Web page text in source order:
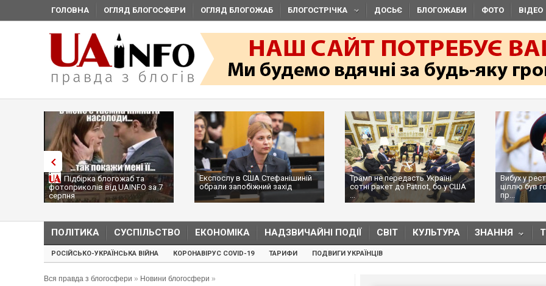
ГОЛОВНА ОГЛЯД БЛОГОСФЕРИ ОГЛЯД БЛОГОЖАБ БЛОГОСТРІЧКА ДОСЬЄ БЛОГОЖАБИ ФОТО ВІДЕО
Підбірка блогожаб та
фотоприколів від UAINFO за 7
серпня
Експослу в США Стефанішиній
обрали запобіжний захід
Трамп не передасть Україні
сотні ракет до Patriot, бо у США
...
Вибух у
ціллю був
пр...
ПОЛІТИКА СУСПІЛЬСТВО ЕКОНОМІКА НАДЗВИЧАЙНІ ПОДІЇ СВІТ КУЛЬТУРА ЗНАННЯ
РОСІЙСЬКО-УКРАЇНСЬКА ВІЙНА КОРОНАВІРУС COVID-19 ТАРИФИ ПОДВИГИ УКРАЇНЦІВ
Вся правда з блогосфери » Новини блогосфери »